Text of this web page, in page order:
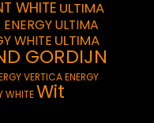
WHITE ULTIMA
ULTIMA
WHITE ULTIMA
GORDIJN
VERTICA ENERGY
WHITEWit